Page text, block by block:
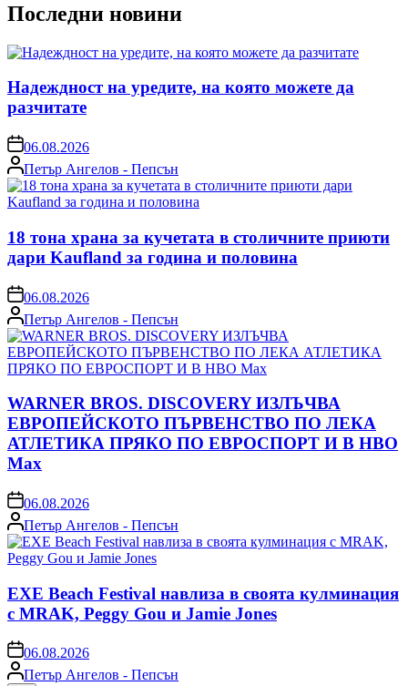
Последни новини
Надеждност на уредите, на която можете да
разчитате
on06.08.2026
Posted
by
Петър Ангелов - Пепсън
18 тона храна за кучетата в столичните приюти
дари Kaufland за година и половина
on06.08.2026
Posted
by
Петър Ангелов - Пепсън
WARNER BROS. DISCOVERY ИЗЛЪЧВА
ЕВРОПЕЙСКОТО ПЪРВЕНСТВО ПО ЛЕКА
АТЛЕТИКА ПРЯКО ПО ЕВРОСПОРТ И В НВО
Мах
on06.08.2026
Posted
by
Петър Ангелов - Пепсън
EXE Beach Festival навлиза в своята кулминация
с MRAK, Peggy Gou и Jamie Jones
on06.08.2026
PostedПетър Ангелов - Пепсън